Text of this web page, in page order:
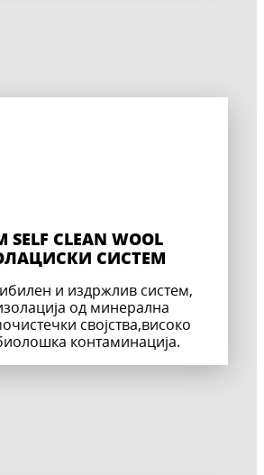
SELF CLEAN WOOL
СИСТЕМ
и издржлив систем,
од минерална
својства,високо
контаминација.